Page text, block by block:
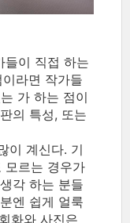
들이 직접 하는
라면 작가들
가 하는 점이
의 특성, 또는
이 계신다. 기
모르는 경우가
각 하는 분들
엔 쉽게 얼룩
화와 사진은